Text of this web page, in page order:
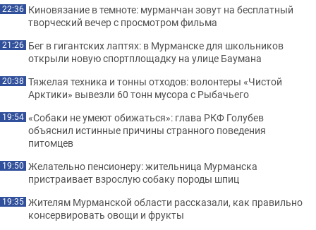
22:36 Киновязание в темноте: мурманчан зовут на бесплатный
творческий вечер с просмотром фильма
21:26 Бег в гигантских лаптях: в Мурманске для школьников
открыли новую спортплощадку на улице Баумана
20:38 Тяжелая техника и тонны отходов: волонтеры «Чистой
Арктики» вывезли 60 тонн мусора с Рыбачьего
19:54 «Собаки не умеют обижаться»: глава РКФ Голубев
объяснил истинные причины странного поведения
питомцев
19:50 Желательно пенсионеру: жительница Мурманска
пристраивает взрослую собаку породы шпиц
19:35 Жителям Мурманской области рассказали, как правильно
консервировать овощи и фрукты